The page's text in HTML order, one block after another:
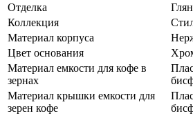
Отделка
Коллекция
Материал корпуса
Цвет основания
Материал емкости для кофе в
зернах
Материал крышки емкости для
зерен кофе